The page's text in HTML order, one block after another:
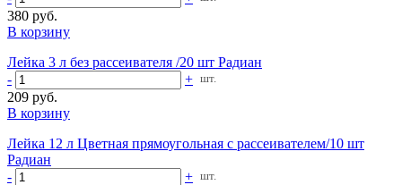
380 руб.
В корзину
Лейка 3 л без рассеивателя /20 шт Радиан
-
+ шт.
209 руб.
В корзину
Лейка 12 л Цветная прямоугольная с рассеивателем/10 шт
Радиан
-
+ шт.